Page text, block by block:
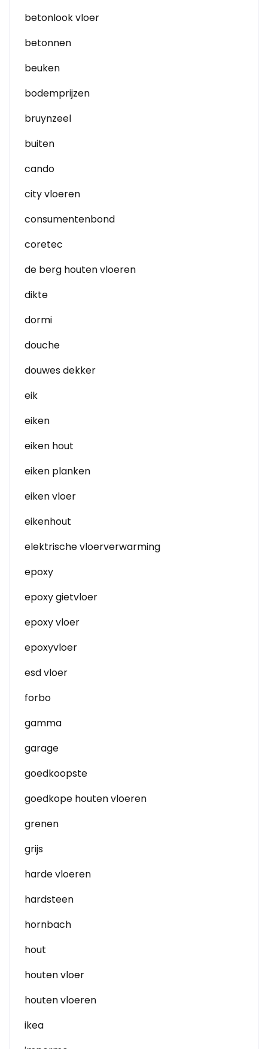
betonlook vloer
betonnen
beuken
bodemprijzen
bruynzeel
buiten
cando
city vloeren
consumentenbond
coretec
de berg houten vloeren
dikte
dormi
douche
douwes dekker
eik
eiken
eiken hout
eiken planken
eiken vloer
eikenhout
elektrische vloerverwarming
epoxy
epoxy gietvloer
epoxy vloer
epoxyvloer
esd vloer
forbo
gamma
garage
goedkoopste
goedkope houten vloeren
grenen
grijs
harde vloeren
hardsteen
hornbach
hout
houten vloer
houten vloeren
ikea